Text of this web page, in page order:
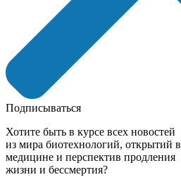
Подписываться
Хотите быть в курсе всех новостей
из мира биотехнологий, открытий в
медицине и перспектив продления
жизни и бессмертия?